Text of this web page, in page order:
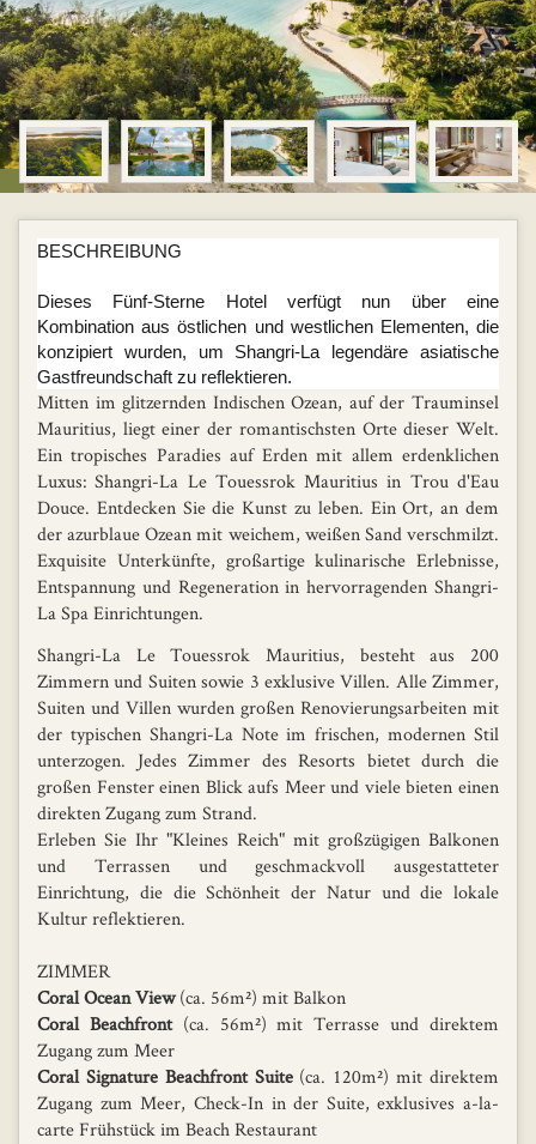
BESCHREIBUNG
Dieses Fünf-Sterne Hotel verfügt nun über eine
Kombination aus östlichen und westlichen Elementen, die
konzipiert wurden, um Shangri-La legendäre asiatische
Gastfreundschaft zu reflektieren.
Mitten im glitzernden Indischen Ozean, auf der Trauminsel
Mauritius, liegt einer der romantischsten Orte dieser Welt.
Ein tropisches Paradies auf Erden mit allem erdenklichen
Luxus: Shangri-La Le Touessrok Mauritius in Trou d'Eau
Douce. Entdecken Sie die Kunst zu leben. Ein Ort, an dem
der azurblaue Ozean mit weichem, weißen Sand verschmilzt.
Exquisite Unterkünfte, großartige kulinarische Erlebnisse,
Entspannung und Regeneration in hervorragenden Shangri-
La Spa Einrichtungen.
Shangri-La Le Touessrok Mauritius, besteht aus 200
Zimmern und Suiten sowie 3 exklusive Villen. Alle Zimmer,
Suiten und Villen wurden großen Renovierungsarbeiten mit
der typischen Shangri-La Note im frischen, modernen Stil
unterzogen. Jedes Zimmer des Resorts bietet durch die
großen Fenster einen Blick aufs Meer und viele bieten einen
direkten Zugang zum Strand.
Erleben Sie Ihr "Kleines Reich" mit großzügigen Balkonen
und Terrassen und geschmackvoll ausgestatteter
Einrichtung, die die Schönheit der Natur und die lokale
Kultur reflektieren.
ZIMMER
Coral Ocean View(ca. 56m²) mit Balkon
Coral Beachfront(ca. 56m²) mit Terrasse und direktem
Zugang zum Meer
Coral Signature Beachfront Suite(ca. 120m²) mit direktem
Zugang zum Meer, Check-In in der Suite, exklusives a-la-
carte Frühstück im Beach Restaurant